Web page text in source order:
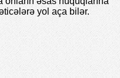
yol aça bilər.